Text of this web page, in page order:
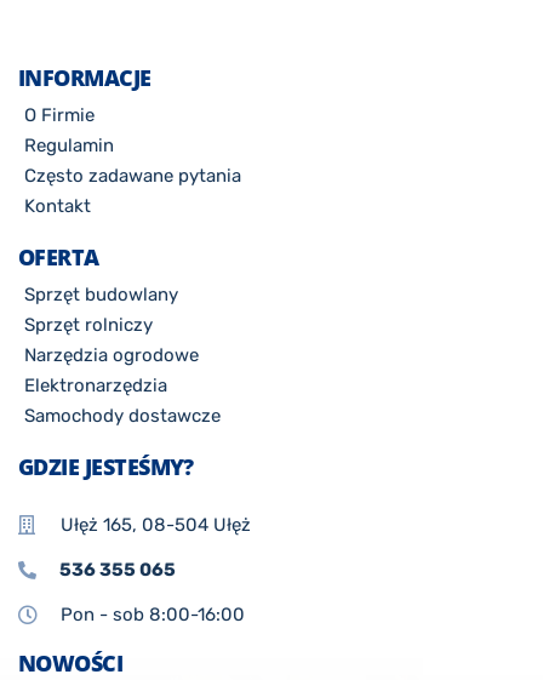
INFORMACJE
O Firmie
Regulamin
Często zadawane pytania
Kontakt
OFERTA
Sprzęt budowlany
Sprzęt rolniczy
Narzędzia ogrodowe
Elektronarzędzia
Samochody dostawcze
GDZIE JESTEŚMY?
Ułęż 165, 08-504 Ułęż
536 355 065
Pon - sob 8:00-16:00
NOWOŚCI